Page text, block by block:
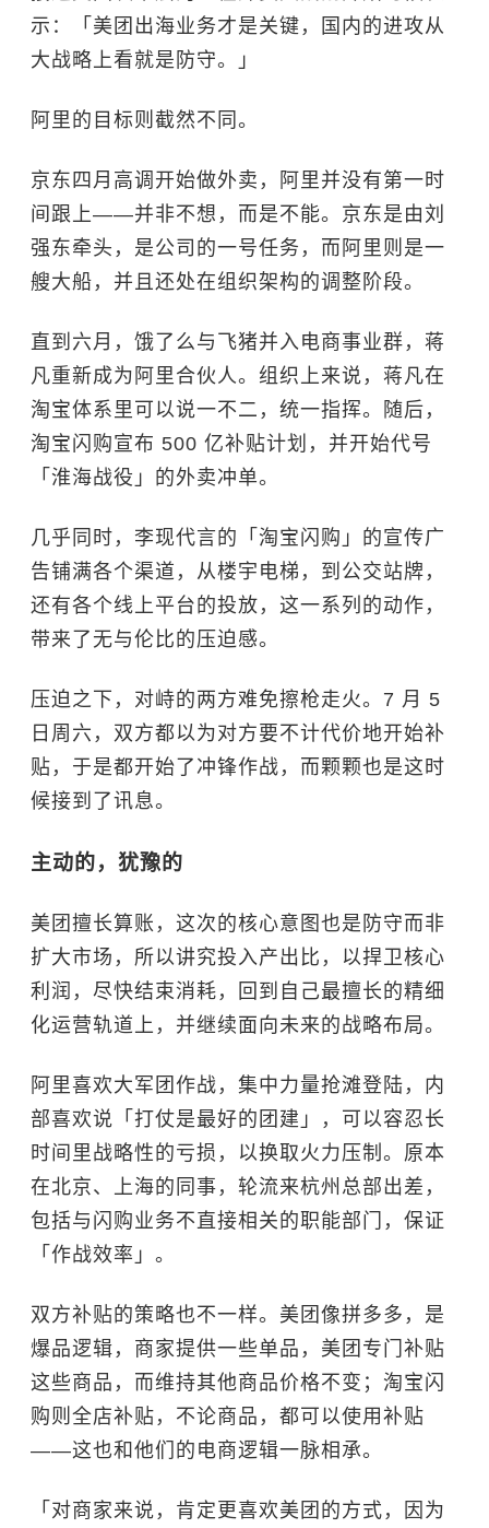
示：「美团出海业务才是关键，国内的进攻从
大战略上看就是防守。」
阿里的目标则截然不同。
京东四月高调开始做外卖，阿里并没有第一时
间跟上——并非不想，而是不能。京东是由刘
强东牵头，是公司的一号任务，而阿里则是一
艘大船，并且还处在组织架构的调整阶段。
直到六月，饿了么与飞猪并入电商事业群， 蒋
凡重新成为阿里合伙人。组织上来说，蒋凡在
淘宝体系里可以说一不二，统一指挥。随后，
淘宝闪购宣布 500 亿补贴计划，并开始代号
「淮海战役」的外卖冲单。
几乎同时， 李现代言的「淘宝闪购」的宣传广
告铺满各个渠道，从楼宇电梯，到公交站牌，
还有各个线上平台的投放，这一系列的动作，
带来了无与伦比的压迫感。
压迫之下，对峙的两方难免擦枪走火。7 月 5
日周六，双方都以为对方要不计代价地开始补
贴，于是都开始了冲锋作战，而颗颗也是这时
候接到了讯息。
主动的，犹豫的
美团擅长算账，这次的核心意图也是防守而非
扩大市场，所以讲究投入产出比，以捍卫核心
利润，尽快结束消耗，回到自己最擅长的精细
化运营轨道上，并继续面向未来的战略布局。
阿里喜欢大军团作战，集中力量抢滩登陆，内
部喜欢说「打仗是最好的团建」，可以容忍长
时间里战略性的亏损，以换取火力压制。原本
在北京、上海的同事，轮流来杭州总部出差，
包括与闪购业务不直接相关的职能部门，保证
「作战效率」。
双方补贴的策略也不一样。美团像拼多多，是
爆品逻辑，商家提供一些单品，美团专门补贴
这些商品，而维持其他商品价格不变；淘宝闪
购则全店补贴，不论商品，都可以使用补贴
——这也和他们的电商逻辑一脉相承。
「对商家来说，肯定更喜欢美团的方式，因为